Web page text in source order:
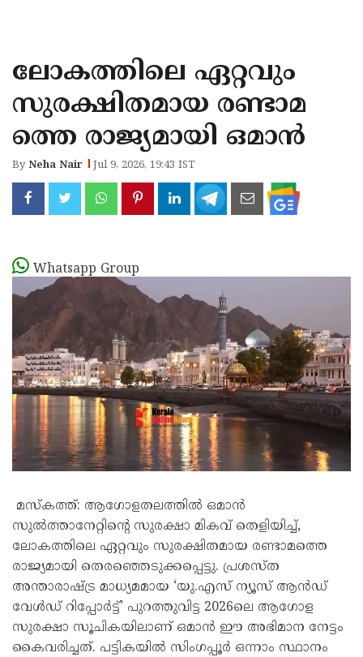
KANNUR
KASARAGOD
ലോകത്തിലെ ഏറ്റവും
സുരക്ഷിതമായ രണ്ടാമ
ത്തെ രാജ്യമായി ഒമാൻ
ByNeha Nair Jul 9, 2026, 19:43 IST
Whatsapp Group
മസ്കത്ത്: ആഗോളതലത്തിൽ ഒമാൻ
സുൽത്താനേറ്റിന്റെ സുരക്ഷാ മികവ് തെളിയിച്ച്,
ലോകത്തിലെ ഏറ്റവും സുരക്ഷിതമായ രണ്ടാമത്തെ
രാജ്യമായി തെരഞ്ഞെടുക്കപ്പെട്ടു. പ്രശസ്ത
അന്താരാഷ്ട്ര മാധ്യമമായ ‘യു.എസ് ന്യൂസ് ആൻഡ്
വേൾഡ് റിപ്പോർട്ട്’ പുറത്തുവിട്ട 2026ലെ ആഗോള
സുരക്ഷാ സൂചികയിലാണ് ഒമാൻ ഈ അഭിമാന നേട്ടം
കൈവരിച്ചത്. പട്ടികയിൽ സിംഗപ്പൂർ ഒന്നാം സ്ഥാനം